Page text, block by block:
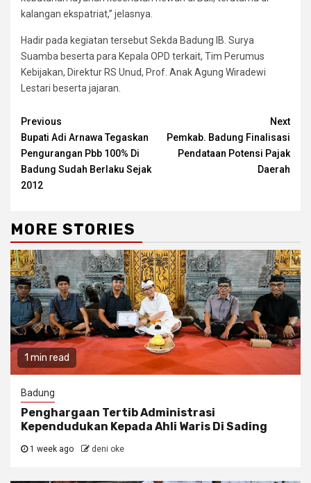
kalangan ekspatriat,” jelasnya.
Hadir pada kegiatan tersebut Sekda Badung IB. Surya
Suamba beserta para Kepala OPD terkait, Tim Perumus
Kebijakan, Direktur RS Unud, Prof. Anak Agung Wiradewi
Lestari beserta jajaran.
Continue
Reading
Previous
Bupati Adi Arnawa Tegaskan
Pengurangan Pbb 100% Di
Badung Sudah Berlaku Sejak
2012
Next
Pemkab. Badung Finalisasi
Pendataan Potensi Pajak
Daerah
MORE STORIES
1 min read
Badung
Penghargaan Tertib Administrasi
Kependudukan Kepada Ahli Waris Di Sading
1 week ago deni oke